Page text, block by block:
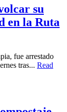
su
en la Ruta
fue arrestado
tras... Read